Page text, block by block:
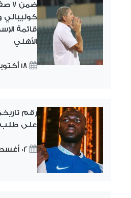
قائمة
الأهلي
18 أكتوبر 2022
رقم
على طلب
02 أغسطس 2022